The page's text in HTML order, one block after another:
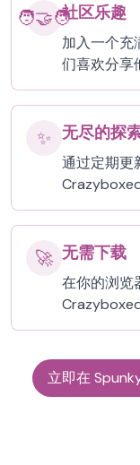
🧑‍🤝‍🧑社区乐趣
加入一个充
们喜欢分享
✨ 无尽的探
通过定期更
🚀 无需下载
在你的浏览
立即在